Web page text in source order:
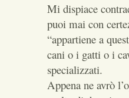
Mi dispiace
puoi mai con
“appartiene a
cani o i gatti o i
specializzati.
Appena ne avrò